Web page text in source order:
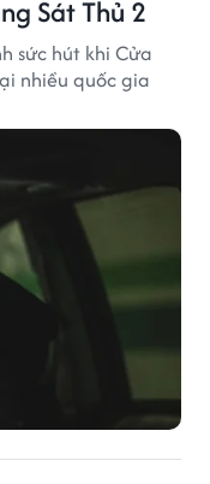
Sát Thủ 2
sức hút khi Cửa
nhiều quốc gia